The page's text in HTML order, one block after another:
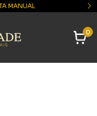
MANUAL
0